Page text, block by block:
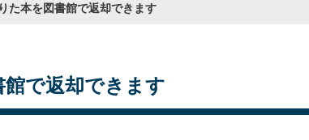
た本を図書館で返却できます
で返却できます